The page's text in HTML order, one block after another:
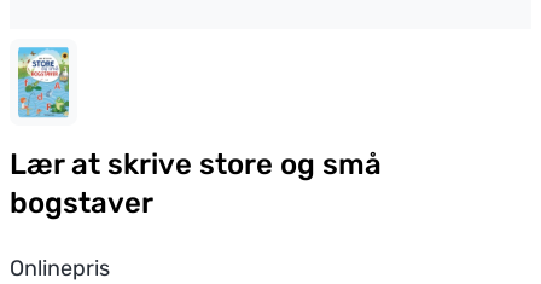
Lær at skrive store og små
bogstaver
Onlinepris